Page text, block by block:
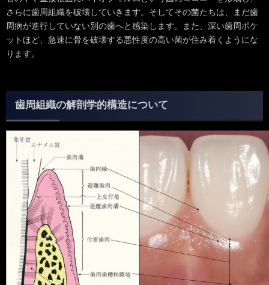
さらに歯周組織を破壊していきます。そしてその菌たちは、まだ歯
周病が進行していない別の歯へと感染します。また、深い歯周ポケ
ットほど、急速に骨を破壊する悪性度の高い菌が住み着くようにな
ります。
歯周組織の解剖学的構造について